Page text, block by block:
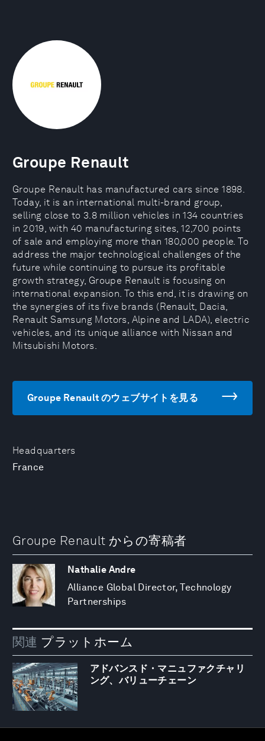
Headquarters
France
Groupe Renault
Groupe Renault has manufactured cars since 1898.
Today, it is an international multi-brand group,
selling close to 3.8 million vehicles in 134 countries
in 2019, with 40 manufacturing sites, 12,700 points
of sale and employing more than 180,000 people. To
address the major technological challenges of the
future while continuing to pursue its profitable
growth strategy, Groupe Renault is focusing on
international expansion. To this end, it is drawing on
the synergies of its five brands (Renault, Dacia,
Renault Samsung Motors, Alpine and LADA), electric
vehicles, and its unique alliance with Nissan and
Mitsubishi Motors.
Groupe Renault のウェブサイトを見る
Groupe Renault からの寄稿者
Nathalie Andre
Alliance Global Director, Technology
Partnerships
関連 プラットホーム
アドバンスド・マニュファクチャリ
ング、バリューチェーン